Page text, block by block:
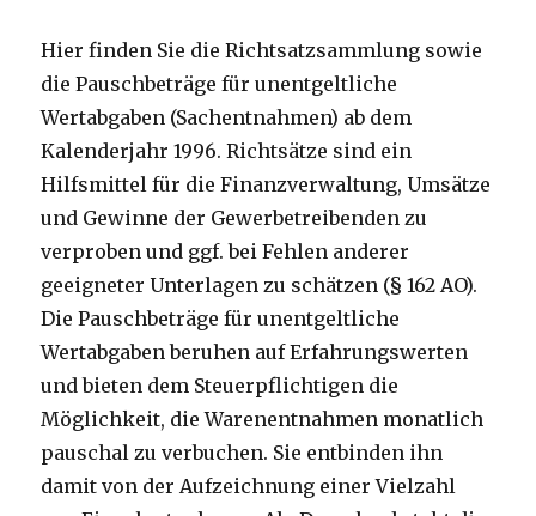
Hier finden Sie die Richtsatzsammlung sowie
die Pauschbeträge für unentgeltliche
Wertabgaben (Sachentnahmen) ab dem
Kalenderjahr 1996. Richtsätze sind ein
Hilfsmittel für die Finanzverwaltung, Umsätze
und Gewinne der Gewerbetreibenden zu
verproben und ggf. bei Fehlen anderer
geeigneter Unterlagen zu schätzen (§ 162 AO).
Die Pauschbeträge für unentgeltliche
Wertabgaben beruhen auf Erfahrungswerten
und bieten dem Steuerpflichtigen die
Möglichkeit, die Warenentnahmen monatlich
pauschal zu verbuchen. Sie entbinden ihn
damit von der Aufzeichnung einer Vielzahl